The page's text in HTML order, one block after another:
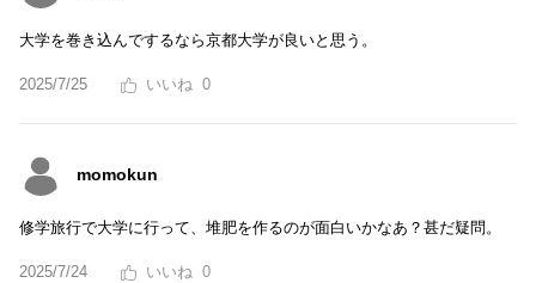
大学を巻き込んでするなら京都大学が良いと思う。
2025/7/25 0
momokun
修学旅行で大学に行って、堆肥を作るのが面白いかなあ？甚だ疑問。
2025/7/24 0